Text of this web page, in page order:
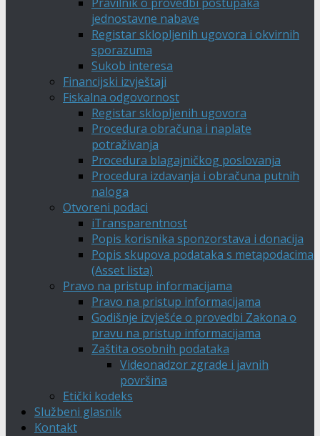
jednostavne nabave
Registar sklopljenih ugovora i okvirnih
sporazuma
Sukob interesa
Financijski izvještaji
Fiskalna odgovornost
Registar sklopljenih ugovora
Procedura obračuna i naplate
potraživanja
Procedura blagajničkog poslovanja
Procedura izdavanja i obračuna putnih
naloga
Otvoreni podaci
iTransparentnost
Popis korisnika sponzorstava i donacija
Popis skupova podataka s metapodacima
(Asset lista)
Pravo na pristup informacijama
Pravo na pristup informacijama
Godišnje izvješće o provedbi Zakona o
pravu na pristup informacijama
Zaštita osobnih podataka
Videonadzor zgrade i javnih
površina
Etički kodeks
Službeni glasnik
Kontakt